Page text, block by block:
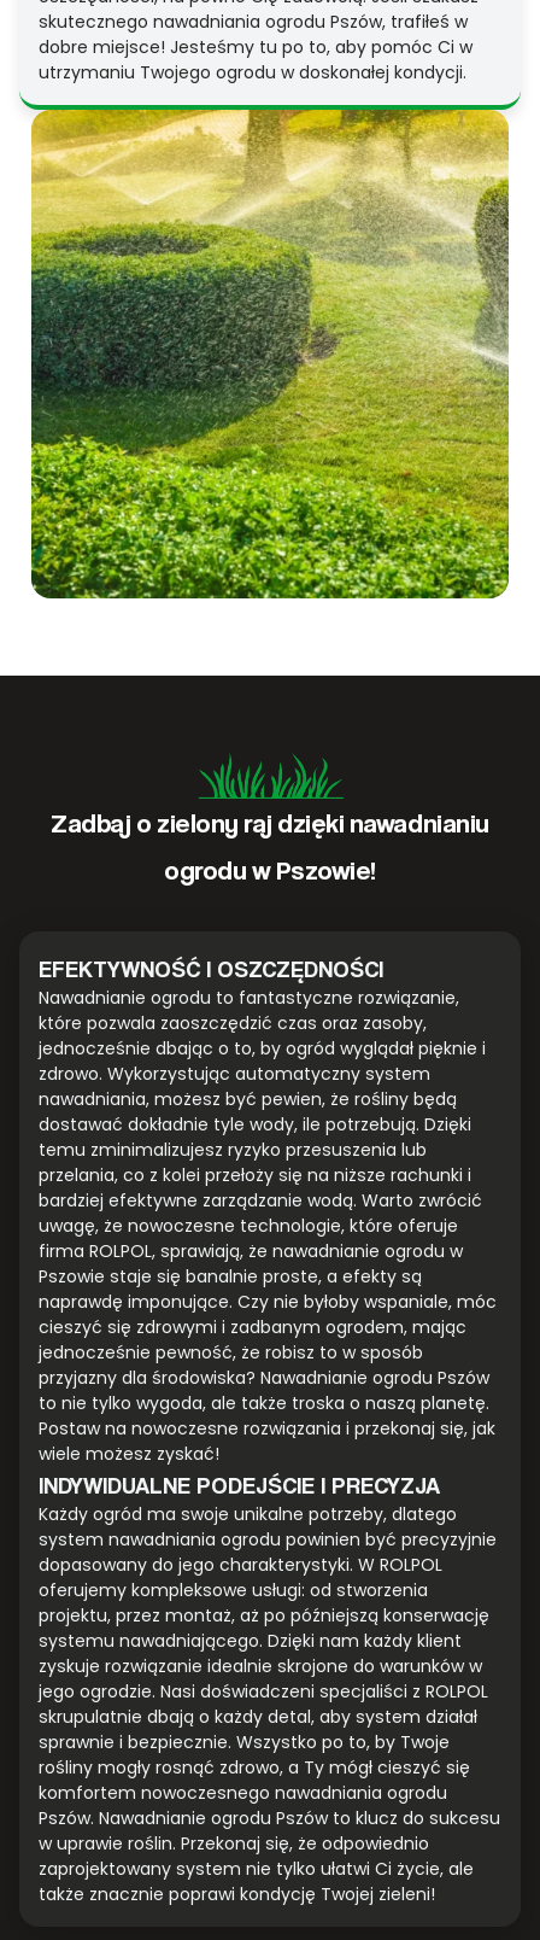
skutecznego nawadniania ogrodu Pszów, trafiłeś w
dobre miejsce! Jesteśmy tu po to, aby pomóc Ci w
utrzymaniu Twojego ogrodu w doskonałej kondycji.
Zadbaj o zielony raj dzięki nawadnianiu
ogrodu w Pszowie!
EFEKTYWNOŚĆ I OSZCZĘDNOŚCI
Nawadnianie ogrodu to fantastyczne rozwiązanie,
które pozwala zaoszczędzić czas oraz zasoby,
jednocześnie dbając o to, by ogród wyglądał pięknie i
zdrowo. Wykorzystując automatyczny system
nawadniania, możesz być pewien, że rośliny będą
dostawać dokładnie tyle wody, ile potrzebują. Dzięki
temu zminimalizujesz ryzyko przesuszenia lub
przelania, co z kolei przełoży się na niższe rachunki i
bardziej efektywne zarządzanie wodą. Warto zwrócić
uwagę, że nowoczesne technologie, które oferuje
firma ROLPOL, sprawiają, że nawadnianie ogrodu w
Pszowie staje się banalnie proste, a efekty są
naprawdę imponujące. Czy nie byłoby wspaniale, móc
cieszyć się zdrowymi i zadbanym ogrodem, mając
jednocześnie pewność, że robisz to w sposób
przyjazny dla środowiska? Nawadnianie ogrodu Pszów
to nie tylko wygoda, ale także troska o naszą planetę.
Postaw na nowoczesne rozwiązania i przekonaj się, jak
wiele możesz zyskać!
INDYWIDUALNE PODEJŚCIE I PRECYZJA
Każdy ogród ma swoje unikalne potrzeby, dlatego
system nawadniania ogrodu powinien być precyzyjnie
dopasowany do jego charakterystyki. W ROLPOL
oferujemy kompleksowe usługi: od stworzenia
projektu, przez montaż, aż po późniejszą konserwację
systemu nawadniającego. Dzięki nam każdy klient
zyskuje rozwiązanie idealnie skrojone do warunków w
jego ogrodzie. Nasi doświadczeni specjaliści z ROLPOL
skrupulatnie dbają o każdy detal, aby system działał
sprawnie i bezpiecznie. Wszystko po to, by Twoje
rośliny mogły rosnąć zdrowo, a Ty mógł cieszyć się
komfortem nowoczesnego nawadniania ogrodu
Pszów. Nawadnianie ogrodu Pszów to klucz do sukcesu
w uprawie roślin. Przekonaj się, że odpowiednio
zaprojektowany system nie tylko ułatwi Ci życie, ale
także znacznie poprawi kondycję Twojej zieleni!